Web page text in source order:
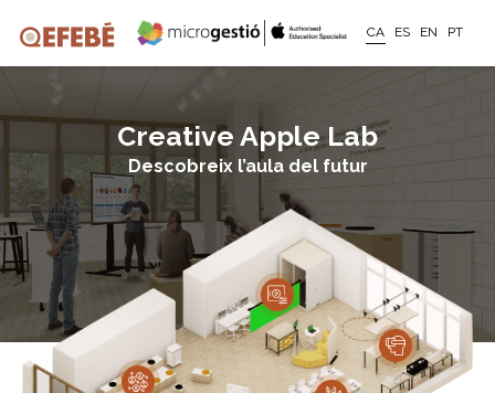
CA ES EN PT
Creative Apple Lab
Descobreix l’aula del futur